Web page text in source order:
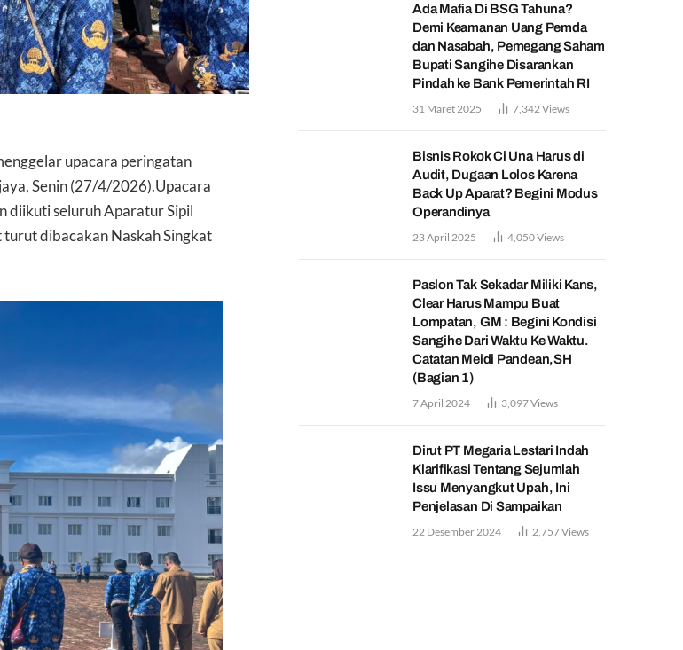
upacara peringatan
Senin (27/4/2026).Upacara
diikuti seluruh Aparatur Sipil
dibacakan Naskah Singkat
Ada Mafia Di BSG Tahuna?
Demi Keamanan Uang Pemda
dan Nasabah, Pemegang Saham
Bupati Sangihe Disarankan
Pindah ke Bank Pemerintah RI
31 Maret 2025 7,342 Views
Bisnis Rokok Ci Una Harus di
Audit, Dugaan Lolos Karena
Back Up Aparat? Begini Modus
Operandinya
23 April 2025 4,050Views
Paslon Tak Sekadar Miliki Kans,
Clear Harus Mampu Buat
Lompatan, GM : Begini Kondisi
Sangihe Dari Waktu Ke Waktu.
Catatan Meidi Pandean,SH
(Bagian 1)
7 April 2024 3,097Views
Dirut PT Megaria Lestari Indah
Klarifikasi Tentang Sejumlah
Issu Menyangkut Upah, Ini
Penjelasan Di Sampaikan
22 Desember 2024 2,757Views